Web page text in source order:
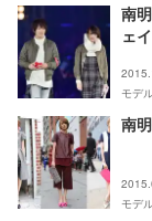
南
ェ
モデ
南
モデ